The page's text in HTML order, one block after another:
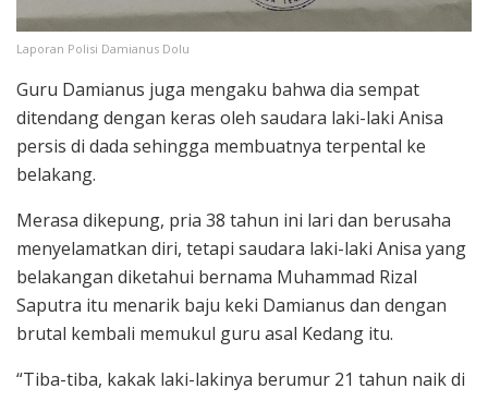
Laporan Polisi Damianus Dolu
Guru Damianus juga mengaku bahwa dia sempat
ditendang dengan keras oleh saudara laki-laki Anisa
persis di dada sehingga membuatnya terpental ke
belakang.
Merasa dikepung, pria 38 tahun ini lari dan berusaha
menyelamatkan diri, tetapi saudara laki-laki Anisa yang
belakangan diketahui bernama Muhammad Rizal
Saputra itu menarik baju keki Damianus dan dengan
brutal kembali memukul guru asal Kedang itu.
“Tiba-tiba, kakak laki-lakinya berumur 21 tahun naik di